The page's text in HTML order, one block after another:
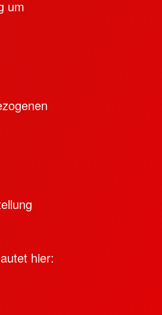
um
hier: